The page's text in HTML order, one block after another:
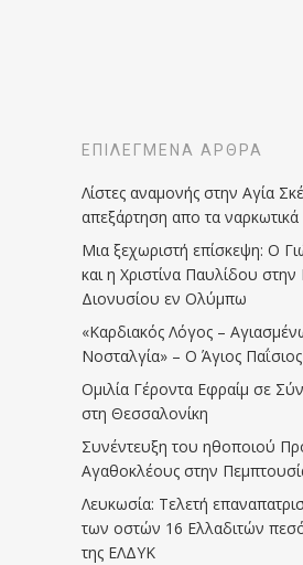
ΕΠΙΛΕΓΜΈΝΑ ΆΡΘΡΑ
Λίστες αναμονής στην Αγία
απεξάρτηση απο τα ναρκωτικά
Μια ξεχωριστή επίσκεψη: Ο
και η Χριστίνα Παυλίδου στην
Διονυσίου εν Ολύμπω
«Καρδιακός Λόγος –
Νοσταλγία» – Ο Άγιος
Ομιλία Γέροντα Εφραίμ σε
στη Θεσσαλονίκη
Συνέντευξη του ηθοποιού
Αγαθοκλέους στην
Λευκωσία: Τελετή
των οστών 16 Ελλαδιτών
της ΕΛΔΥΚ